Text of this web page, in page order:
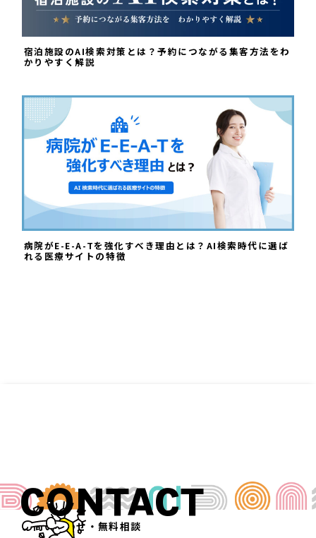
宿泊施設のAI検索対策とは？予約につながる集客方法をわ
かりやすく解説
病院がE-E-A-Tを強化すべき理由とは？AI検索時代に選ば
れる医療サイトの特徴
CONTACT
お問い合わせ・無料相談